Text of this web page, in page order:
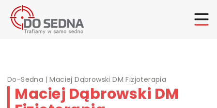
Do-Sedna |Maciej Dąbrowski DM Fizjoterapia
Maciej Dąbrowski DM